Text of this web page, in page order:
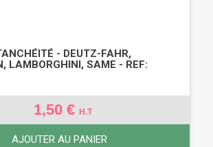
- DEUTZ-FAHR,
LAMBORGHINI, SAME - REF:
1,50 € H.T
AJOUTER AU PANIER